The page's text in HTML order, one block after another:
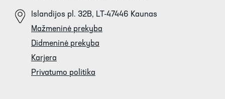
Islandijos pl. 32B, LT-47446 Kaunas
Mažmeninė prekyba
Didmeninė prekyba
Karjera
Privatumo politika